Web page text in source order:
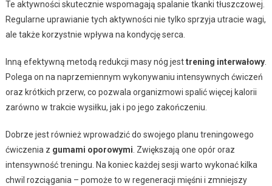
Te aktywności skutecznie wspomagają spalanie tkanki tłuszczowej.
Regularne uprawianie tych aktywności nie tylko sprzyja utracie wagi,
ale także korzystnie wpływa na kondycję serca.
Inną efektywną metodą redukcji masy nóg jesttrening interwałowy.
Polega on na naprzemiennym wykonywaniu intensywnych ćwiczeń
oraz krótkich przerw, co pozwala organizmowi spalić więcej kalorii
zarówno w trakcie wysiłku, jak i po jego zakończeniu.
Dobrze jest również wprowadzić do swojego planu treningowego
ćwiczenia z gumami oporowymi . Zwiększają one opór oraz
intensywność treningu. Na koniec każdej sesji warto wykonać kilka
chwil rozciągania – pomoże to w regeneracji mięśni i zmniejszy